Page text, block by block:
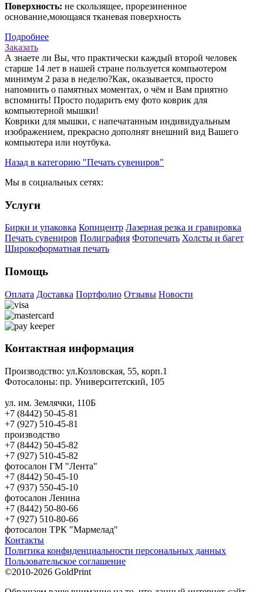
Поверхность: не скользящее, прорезиненное
основание,моющаяся тканевая поверхность
Подробнее
Заказать
А знаете ли Вы, что практически каждый второй человек
старше 14 лет в нашей стране пользуется компьютером
минимум 2 раза в неделю?Как, оказывается, просто
напомнить о памятных моментах, о чём и Вам приятно
вспомнить! Просто подарить ему фото коврик для
компьютерной мышки!
Коврики для мышки, с напечатанным индивидуальным
изображением, прекрасно дополнят внешний вид Вашего
компьютера или ноутбука.
Назад в категорию "Печать сувениров"
Мы в социальных сетях:
Услуги
Бирки и упаковка Копицентр Лазерная резка и гравировка
Печать сувениров Полиграфия Фотопечать Холсты и багет
Широкоформатная печать
Помощь
Оплата Доставка Портфолио Отзывы Новости
Контактная информация
Производство: ул.Козловская, 55, корп.1
Фотосалоны: пр. Университетский, 105
ул. им. Землячки, 110Б
+7 (8442) 50-45-81
+7 (927) 510-45-81
производство
+7 (8442) 50-45-82
+7 (927) 510-45-82
фотосалон ГМ "Лента"
+7 (8442) 50-45-10
+7 (937) 550-45-10
фотосалон Ленина
+7 (8442) 50-80-66
+7 (927) 510-80-66
фотосалон ТРК "Мармелад"
Контакты
Политика конфиденциальности персональных данных
Пользовательское соглашение
©2010-2026 GoldPrint